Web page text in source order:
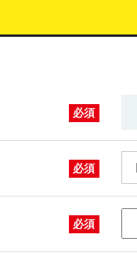
必須
必須
必須